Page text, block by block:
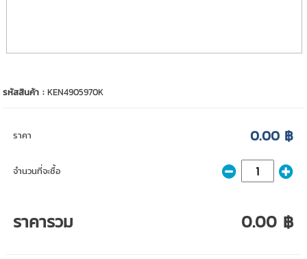
รหัสสินค้า :KEN4905970K
ราคา 0.00 ฿
จำนวนที่จะซื้อ
ราคารวม 0.00 ฿